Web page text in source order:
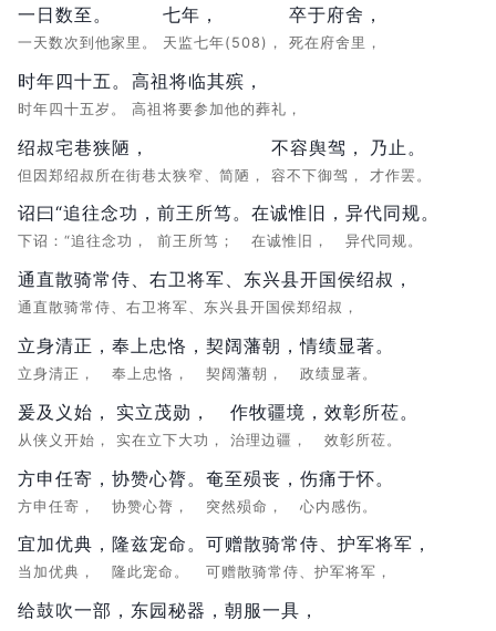
一日数至。
一天数次到他家里。
七年，
天监七年(508)，
卒于府舍，
死在府舍里，
时年四十五。
时年四十五岁。
高祖将临其殡，
高祖将要参加他的葬礼，
绍叔宅巷狭陋，
但因郑绍叔所在街巷太狭窄、简陋，
不容舆驾，
容不下御驾，
乃止。
才作罢。
诏曰“追往念功，
下诏：“追往念功，
前王所笃。
前王所笃；
在诚惟旧，
在诚惟旧，
异代同规。
异代同规。
通直散骑常侍、右卫将军、东兴县开国侯绍叔，
通直散骑常侍、右卫将军、东兴县开国侯郑绍叔，
立身清正，
立身清正，
奉上忠恪，
奉上忠恪，
契阔藩朝，
契阔藩朝，
情绩显著。
政绩显著。
爰及义始，
从侠义开始，
实立茂勋，
实在立下大功，
作牧疆境，
治理边疆，
效彰所莅。
效彰所莅。
方申任寄，
方申任寄，
协赞心膂。
协赞心膂，
奄至殒丧，
突然殒命，
伤痛于怀。
心内感伤。
宜加优典，
当加优典，
隆兹宠命。
隆此宠命。
可赠散骑常侍、护军将军，
可赠散骑常侍、护军将军，
给鼓吹一部，东园秘器，朝服一具，